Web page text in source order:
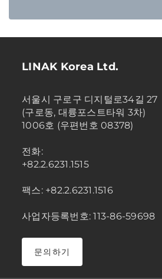
LINAK Korea Ltd.
서울시 구로구 디지털로34길 27
(구로동, 대륭포스트타워 3차)
1006호 (우편번호 08378)
전화:
+82.2.6231.1515
팩스: +82.2.6231.1516
사업자등록번호: 113-86-59698
문의하기